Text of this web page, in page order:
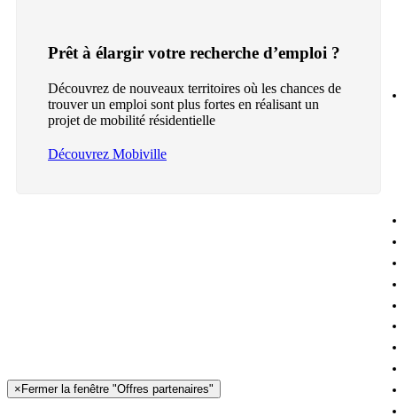
Prêt à élargir votre recherche d’emploi ?
Découvrez de nouveaux territoires où les chances de
trouver un emploi sont plus fortes en réalisant un
projet de mobilité résidentielle
Découvrez Mobiville
× Fermer la fenêtre "Offres partenaires"